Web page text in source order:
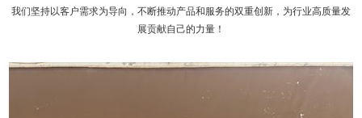
我们坚持以客户需求为导向，不断推动产品和服务的双重创新，为行业高质量发
展贡献自己的力量！